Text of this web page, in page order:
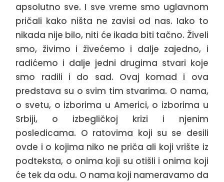
apsolutno sve. I sve vreme smo uglavnom
pričali kako ništa ne zavisi od nas. Iako to
nikada nije bilo, niti će ikada biti tačno. Živeli
smo, živimo i živećemo i dalje zajedno, i
radićemo i dalje jedni drugima stvari koje
smo radili i do sad. Ovaj komad i ova
predstava su o svim tim stvarima. O nama,
o svetu, o izborima u Americi, o izborima u
Srbiji, o izbegličkoj krizi i njenim
posledicama. O ratovima koji su se desili
ovde i o kojima niko ne priča ali koji vrište iz
podteksta, o onima koji su otišli i onima koji
će tek da odu. O nama koji nameravamo da